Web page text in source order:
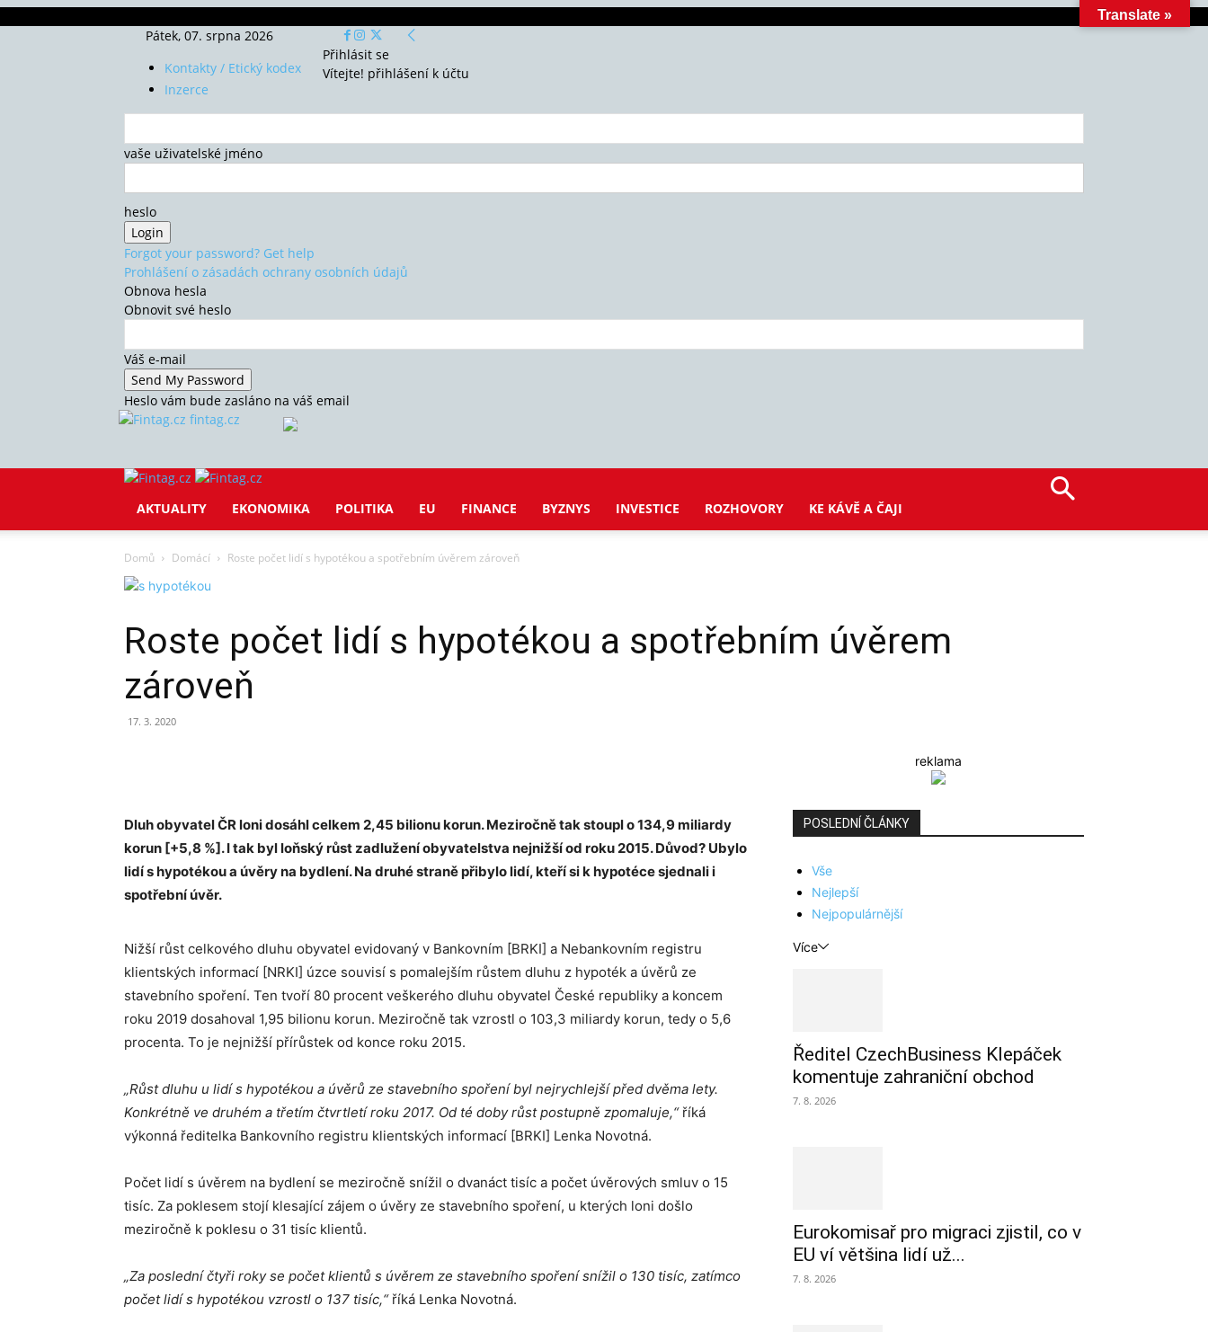
Pátek, 07. srpna 2026
Kontakty / Etický kodex
Inzerce
Přihlásit se
Vítejte! přihlášení k účtu
vaše uživatelské jméno
heslo
Forgot your password? Get help
Prohlášení o zásadách ochrany osobních údajů
Obnova hesla
Obnovit své heslo
Váš e-mail
Heslo vám bude zasláno na váš email
fintag.cz
AKTUALITY EKONOMIKA POLITIKA EU FINANCE BYZNYS INVESTICE ROZHOVORY KE KÁVĚ A ČAJI
Domů Domácí Roste počet lidí s hypotékou a spotřebním úvěrem zároveň
Roste počet lidí s hypotékou a spotřebním úvěrem
zároveň
17. 3. 2020
Dluh obyvatel ČR loni dosáhl celkem 2,45 bilionu korun. Meziročně tak stoupl o 134,9 miliardy
korun [+5,8 %]. I tak byl loňský růst zadlužení obyvatelstva nejnižší od roku 2015. Důvod? Ubylo
lidí s hypotékou a úvěry na bydlení. Na druhé straně přibylo lidí, kteří si k hypotéce sjednali i
spotřební úvěr.
Nižší růst celkového dluhu obyvatel evidovaný v Bankovním [BRKI] a Nebankovním registru
klientských informací [NRKI] úzce souvisí s pomalejším růstem dluhu z hypoték a úvěrů ze
stavebního spoření. Ten tvoří 80 procent veškerého dluhu obyvatel České republiky a koncem
roku 2019 dosahoval 1,95 bilionu korun. Meziročně tak vzrostl o 103,3 miliardy korun, tedy o 5,6
procenta. To je nejnižší přírůstek od konce roku 2015.
„Růst dluhu u lidí s hypotékou a úvěrů ze stavebního spoření byl nejrychlejší před dvěma lety.
Konkrétně ve druhém a třetím čtvrtletí roku 2017. Od té doby růst postupně zpomaluje,“říká
výkonná ředitelka Bankovního registru klientských informací [BRKI] Lenka Novotná.
Počet lidí s úvěrem na bydlení se meziročně snížil o dvanáct tisíc a počet úvěrových smluv o 15
tisíc. Za poklesem stojí klesající zájem o úvěry ze stavebního spoření, u kterých loni došlo
meziročně k poklesu o 31 tisíc klientů.
„Za poslední čtyři roky se počet klientů s úvěrem ze stavebního spoření snížil o 130 tisíc, zatímco
počet lidí s hypotékou vzrostl o 137 tisíc,“ říká Lenka Novotná.
reklama
POSLEDNÍ ČLÁNKY
Vše
Nejlepší
Nejpopulárnější
Více
Ředitel CzechBusiness Klepáček
komentuje zahraniční obchod
7. 8. 2026
Eurokomisař pro migraci zjistil, co v
EU ví většina lidí už...
7. 8. 2026
Translate »